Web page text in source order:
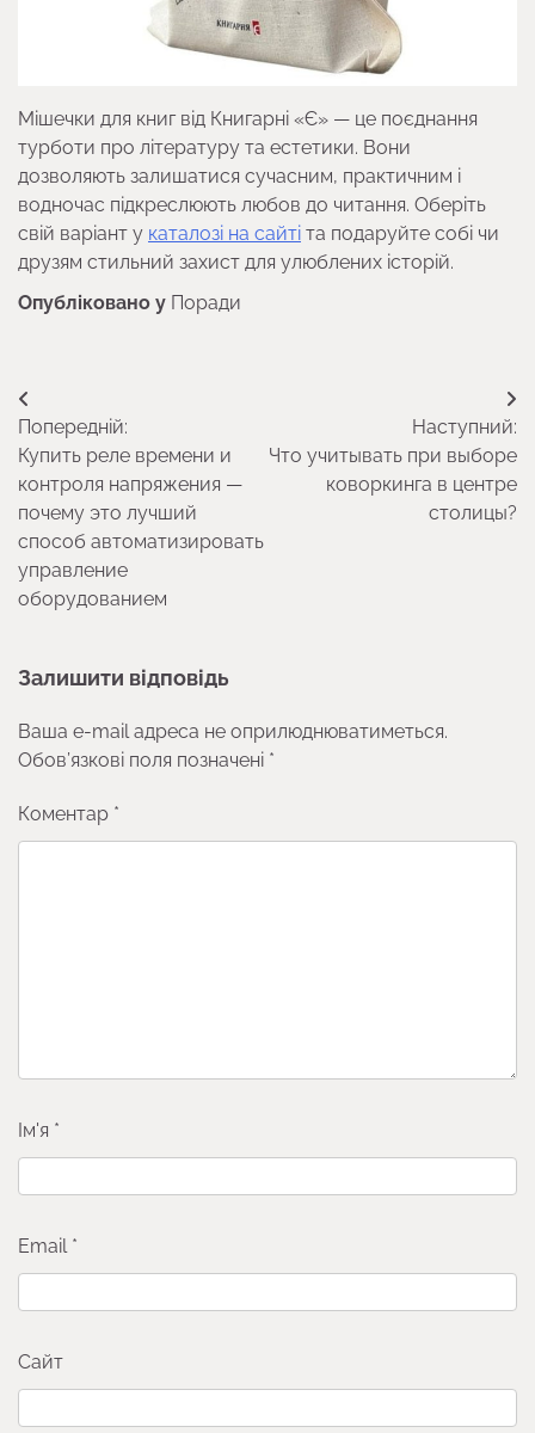
Мішечки для книг від Книгарні «Є» — це поєднання
турботи про літературу та естетики. Вони
дозволяють залишатися сучасним, практичним і
водночас підкреслюють любов до читання. Оберіть
свій варіант у каталозі на сайті та подаруйте собі чи
друзям стильний захист для улюблених історій.
Опубліковано у Поради
Навігація
записів
Попередній:
Купить реле времени и
контроля напряжения —
почему это лучший
способ автоматизировать
управление
оборудованием
Наступний:
Что учитывать при выборе
коворкинга в центре
столицы?
Залишити відповідь
Ваша e-mail адреса не оприлюднюватиметься.
Обов’язкові поля позначені *
Коментар *
Ім'я *
Email *
Сайт